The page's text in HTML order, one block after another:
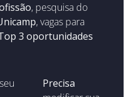
, vagas para
3 oportunidades
Precisa